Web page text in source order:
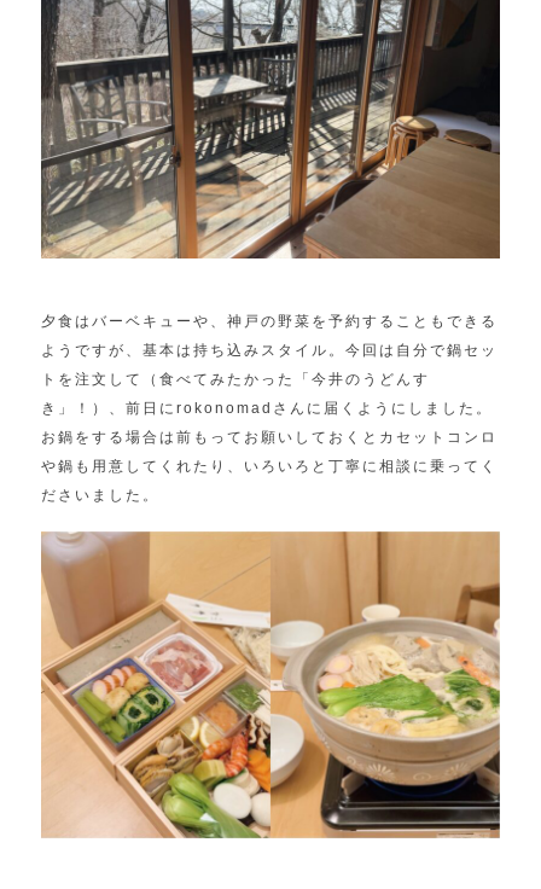
夕食はバーベキューや、神戸の野菜を予約することもできる
ようですが、基本は持ち込みスタイル。今回は自分で鍋セッ
トを注文して（食べてみたかった「今井のうどんす
き」！）、前日にrokonomadさんに届くようにしました。
お鍋をする場合は前もってお願いしておくとカセットコンロ
や鍋も用意してくれたり、いろいろと丁寧に相談に乗ってく
ださいました。